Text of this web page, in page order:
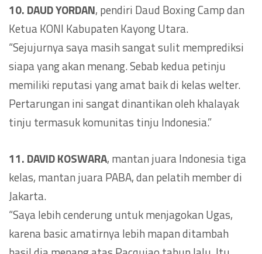
10. DAUD YORDAN, pendiri Daud Boxing Camp dan
Ketua KONI Kabupaten Kayong Utara.
“Sejujurnya saya masih sangat sulit memprediksi
siapa yang akan menang. Sebab kedua petinju
memiliki reputasi yang amat baik di kelas welter.
Pertarungan ini sangat dinantikan oleh khalayak
tinju termasuk komunitas tinju Indonesia.”
11. DAVID KOSWARA, mantan juara Indonesia tiga
kelas, mantan juara PABA, dan pelatih member di
Jakarta.
“Saya lebih cenderung untuk menjagokan Ugas,
karena basic amatirnya lebih mapan ditambah